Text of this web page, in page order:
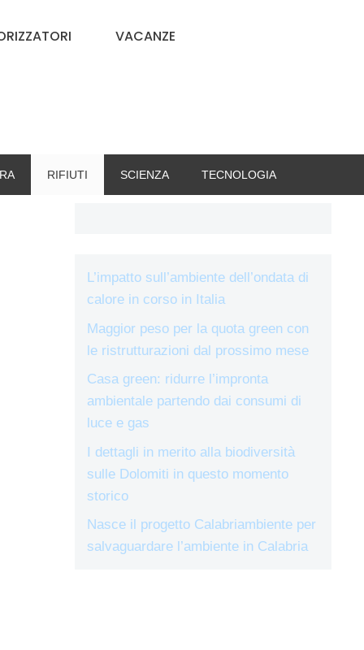
VACANZE
RIFIUTI SCIENZA TECNOLOGIA
L’impatto sull’ambiente dell’ondata di
calore in corso in Italia
Maggior peso per la quota green con
le ristrutturazioni dal prossimo mese
Casa green: ridurre l’impronta
ambientale partendo dai consumi di
luce e gas
I dettagli in merito alla biodiversità
sulle Dolomiti in questo momento
storico
Nasce il progetto Calabriambiente per
salvaguardare l’ambiente in Calabria